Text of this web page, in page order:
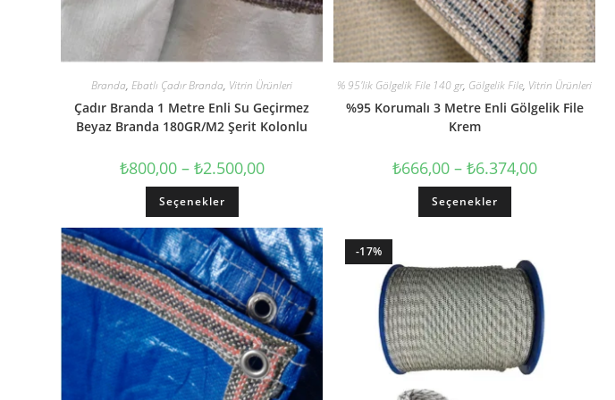
Branda, Ebatlı Çadır Branda, Vitrin Ürünleri
Çadır Branda 1 Metre Enli Su Geçirmez
Beyaz Branda 180GR/M2 Şerit Kolonlu
₺800,00 – ₺2.500,00
Seçenekler
% 95'lik Gölgelik File 140 gr, Gölgelik File, Vitrin Ürünleri
%95 Korumalı 3 Metre Enli Gölgelik File
Krem
₺666,00 – ₺6.374,00
Seçenekler
-17%